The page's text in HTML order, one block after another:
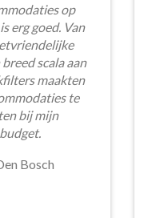
op
erg goed. Van
scala aan
maakten
te
bij mijn
Bosch